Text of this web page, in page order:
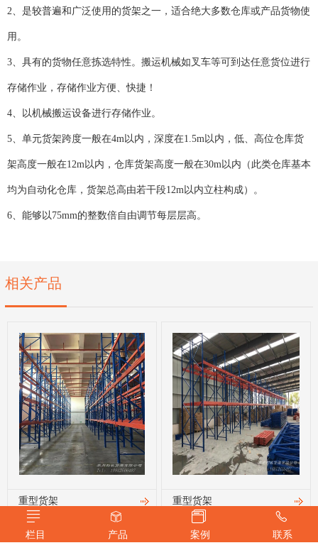
2、是较普遍和广泛使用的货架之一，适合绝大多数仓库或产品货物使
用。
3、具有的货物任意拣选特性。搬运机械如叉车等可到达任意货位进行
存储作业，存储作业方便、快捷！
4、以机械搬运设备进行存储作业。
5、单元货架跨度一般在4m以内，深度在1.5m以内，低、高位仓库货
架高度一般在12m以内，仓库货架高度一般在30m以内（此类仓库基本
均为自动化仓库，货架总高由若干段12m以内立柱构成）。
6、能够以75mm的整数倍自由调节每层层高。
相关产品
重型货架 重型货架
栏目 产品 案例 联系